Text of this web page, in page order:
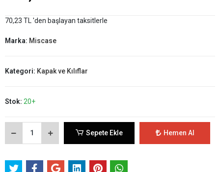
70,23 TL 'den başlayan taksitlerle
Marka: Miscase
Kategori: Kapak ve Kılıflar
Stok: 20+
Sepete Ekle Hemen Al